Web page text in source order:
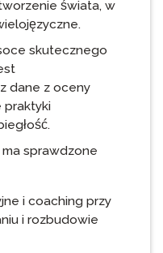
świata, w
skutecznego
dane z oceny
praktyki
ma sprawdzone
i coaching przy
i rozbudowie